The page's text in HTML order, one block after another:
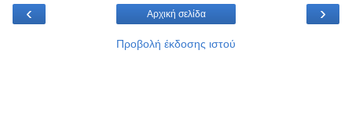
‹ ›
Αρχική σελίδα
Προβολή έκδοσης ιστού